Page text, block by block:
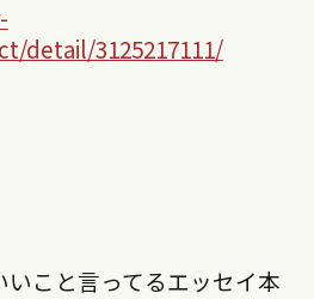
detail/3125217111/
こと言ってるエッセイ本